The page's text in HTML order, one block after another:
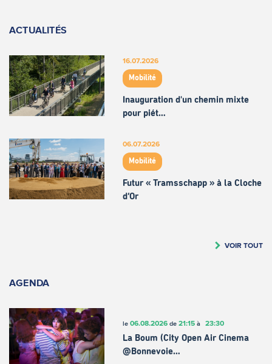
ACTUALITÉS
16.07.2026
Mobilité
Inauguration d'un chemin mixte
pour piét…
06.07.2026
Mobilité
Futur « Tramsschapp » à la Cloche
d’Or
VOIR TOUT
AGENDA
le 06.08.2026de 21:15à 23:30
La Boum (City Open Air Cinema
@Bonnevoie…